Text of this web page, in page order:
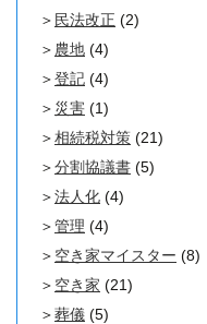
民法改正 (2)
農地 (4)
登記 (4)
災害 (1)
相続税対策 (21)
分割協議書 (5)
法人化 (4)
管理 (4)
空き家マイスター (8)
空き家 (21)
葬儀 (5)